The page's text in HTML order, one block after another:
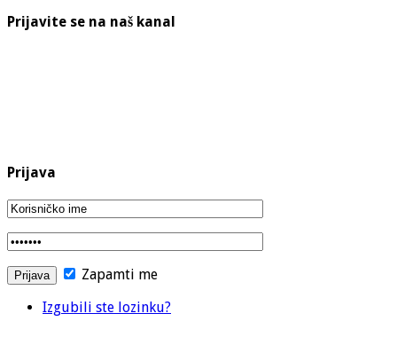
Prijavite se na naš kanal
Prijava
Zapamti me
Izgubili ste lozinku?